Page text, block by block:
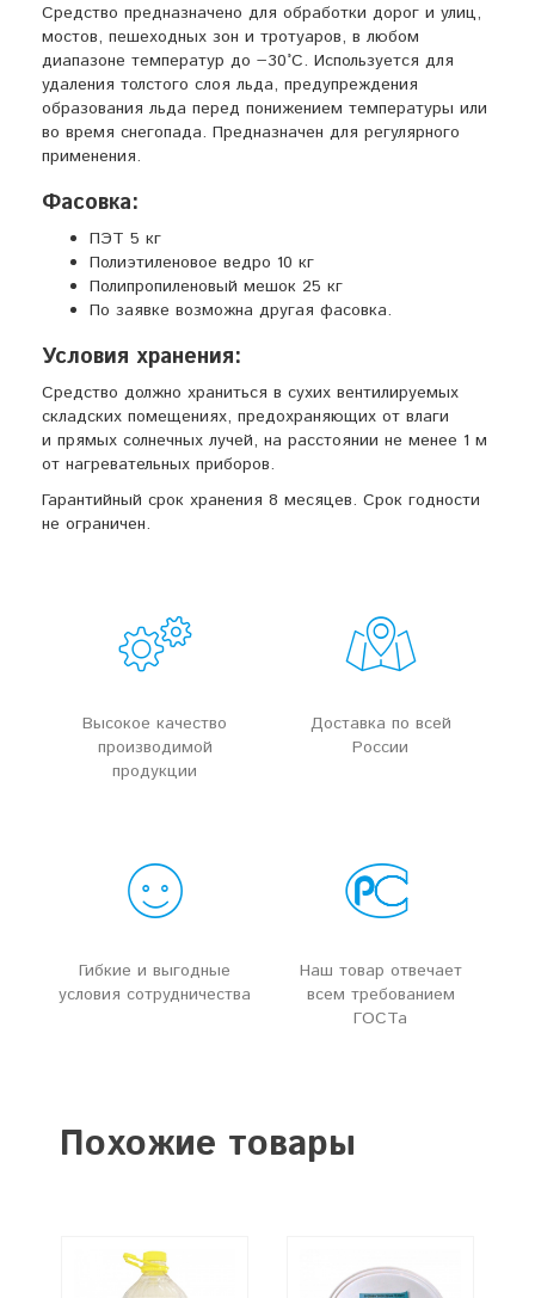
Средство предназначено для обработки дорог и улиц,
мостов, пешеходных зон и тротуаров, в любом
диапазоне температур до −30°С. Используется для
удаления толстого слоя льда, предупреждения
образования льда перед понижением температуры или
во время снегопада. Предназначен для регулярного
применения.
Фасовка:
ПЭТ 5 кг
Полиэтиленовое ведро 10 кг
Полипропиленовый мешок 25 кг
По заявке возможна другая фасовка.
Условия хранения:
Средство должно храниться в сухих вентилируемых
складских помещениях, предохраняющих от влаги
и прямых солнечных лучей, на расстоянии не менее 1 м
от нагревательных приборов.
Гарантийный срок хранения 8 месяцев. Срок годности
не ограничен.
Высокое качество
производимой
продукции
Доставка по всей
России
Гибкие и выгодные
условия сотрудничества
Наш товар отвечает
всем требованием
ГОСТа
Похожие товары